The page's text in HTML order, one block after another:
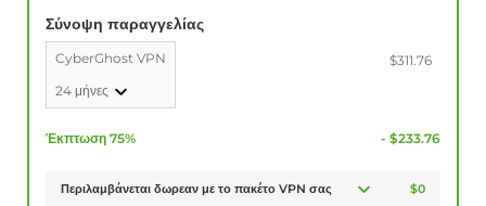
Σύνοψη παραγγελίας
CyberGhost VPN
24 μήνες
$311.76
Έκπτωση 75% - $233.76
Περιλαμβάνεται δωρεαν με το πακέτο VPN σας $0